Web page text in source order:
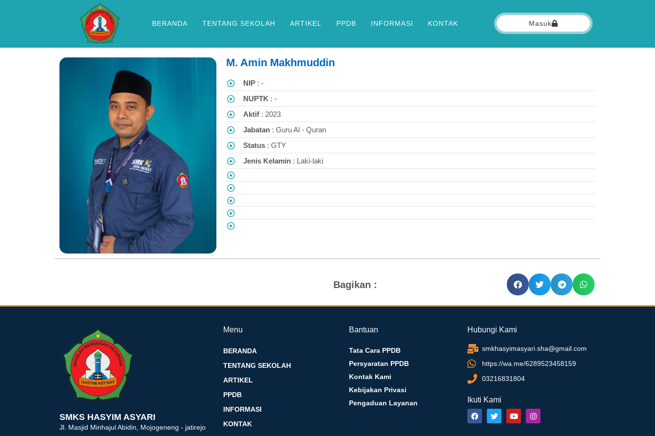
BERANDA TENTANG SEKOLAH ARTIKEL PPDB INFORMASI KONTAK Masuk
M. Amin Makhmuddin
NIP : -
NUPTK : -
Aktif : 2023
Jabatan : Guru Al - Quran
Status : GTY
Jenis Kelamin : Laki-laki
Bagikan :
SMKS HASYIM ASYARI
Jl. Masjid Minhajul Abidin, Mojogeneng - jatirejo
Menu
BERANDA
TENTANG SEKOLAH
ARTIKEL
PPDB
INFORMASI
KONTAK
Bantuan
Tata Cara PPDB
Persyaratan PPDB
Kontak Kami
Kebijakan Privasi
Pengaduan Layanan
Hubungi Kami
smkhasyimasyari.sha@gmail.com
https://wa.me/6289523458159
03216831804
Ikuti Kami